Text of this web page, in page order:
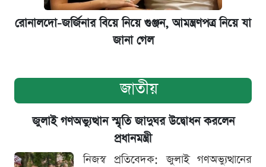
রোনালদো-জর্জিনার বিয়ে নিয়ে গুঞ্জন, আমন্ত্রণপত্র নিয়ে যা
জানা গেল
জাতীয়
জুলাই গণঅভ্যুত্থান স্মৃতি জাদুঘর উদ্বোধন করলেন
প্রধানমন্ত্রী
নিজস্ব প্রতিবেদক: জুলাই গণঅভ্যুত্থানের